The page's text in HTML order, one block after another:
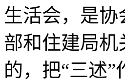
生活会，是
部和住建局机
的，把“三述